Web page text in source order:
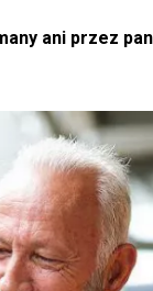
ani przez